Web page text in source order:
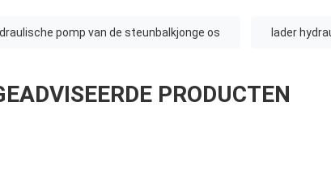
pomp van de steunbalkjonge os lader
PRODUCTEN